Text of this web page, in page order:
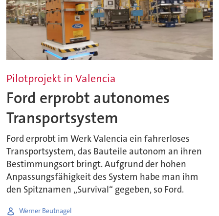
Pilotprojekt in Valencia
Ford erprobt autonomes
Transportsystem
Ford erprobt im Werk Valencia ein fahrerloses
Transportsystem, das Bauteile autonom an ihren
Bestimmungsort bringt. Aufgrund der hohen
Anpassungsfähigkeit des System habe man ihm
den Spitznamen „Survival“ gegeben, so Ford.
Werner Beutnagel